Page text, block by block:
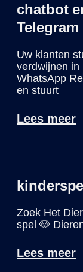
chatbot
Telegram
Uw klanten
verdwijnen in
WhatsApp
en stuurt
Lees meer
Zoek Het
spel 🐶
Lees meer